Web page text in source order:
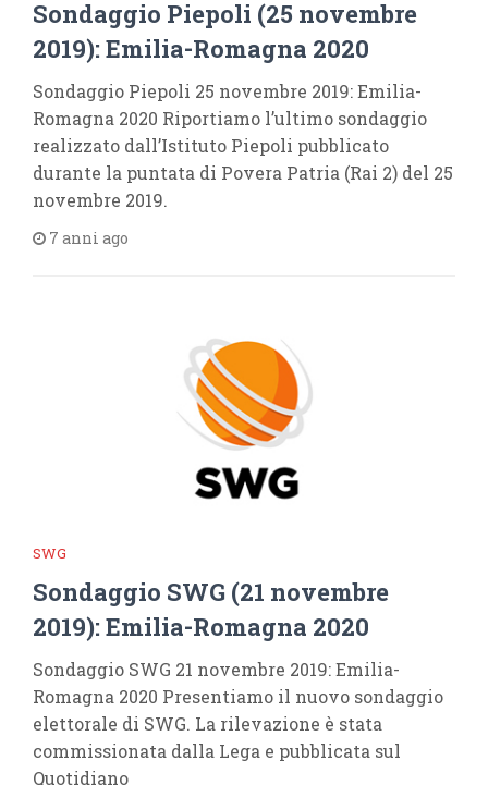
Sondaggio Piepoli (25 novembre
2019): Emilia-Romagna 2020
Sondaggio Piepoli 25 novembre 2019: Emilia-
Romagna 2020 Riportiamo l’ultimo sondaggio
realizzato dall’Istituto Piepoli pubblicato
durante la puntata di Povera Patria (Rai 2) del 25
novembre 2019.
7 anni ago
SWG
Sondaggio SWG (21 novembre
2019): Emilia-Romagna 2020
Sondaggio SWG 21 novembre 2019: Emilia-
Romagna 2020 Presentiamo il nuovo sondaggio
elettorale di SWG. La rilevazione è stata
commissionata dalla Lega e pubblicata sul
Quotidiano